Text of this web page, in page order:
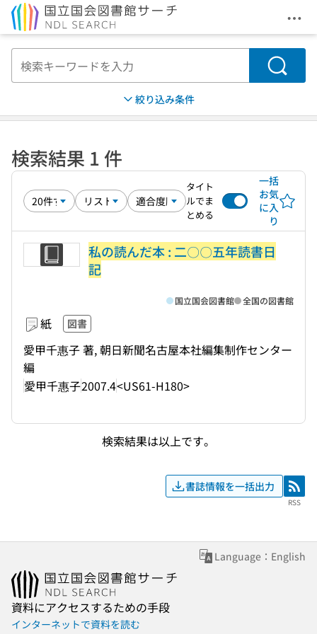
メ
検索
絞り込み条件
検索結果 1 件
タイト
ルでま
とめる
一括
お気
に入
り
私の読んだ本 : 二〇〇五年読書日
記
紙 図書
愛甲千惠子 著, 朝日新聞名古屋本社編集制作センター
編
愛甲千惠子2007.4<US61-H180>
国立国会図書館 全国の図書館
検索結果は以上です。
書誌情報を一括出力 RSS
RSS
Language：English
資料にアクセスするための手段
インターネットで資料を読む